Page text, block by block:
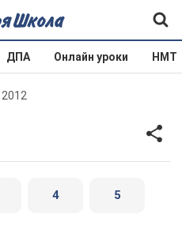
ДПА Онлайн уроки НМТ
4 5